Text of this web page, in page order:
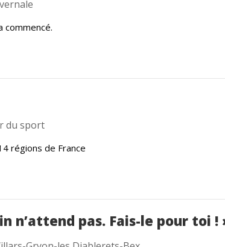
commencé.
du sport
régions de France
n’attend pas. Fais-le pour toi !